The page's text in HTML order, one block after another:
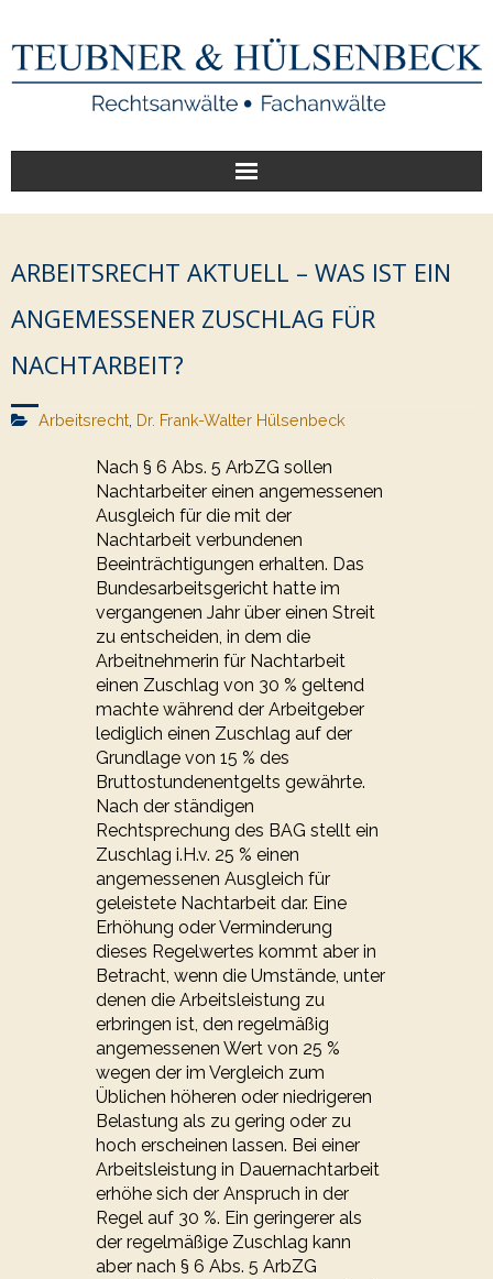
Start
Unsere Leistungen
Veröffentlichungen
ARBEITSRECHT AKTUELL – WAS IST EIN
ANGEMESSENER ZUSCHLAG FÜR
NACHTARBEIT?
Arbeitsrecht, Dr. Frank-Walter Hülsenbeck
Nach § 6 Abs. 5 ArbZG sollen
Nachtarbeiter einen angemessenen
Ausgleich für die mit der
Nachtarbeit verbundenen
Beeinträchtigungen erhalten. Das
Bundesarbeitsgericht hatte im
vergangenen Jahr über einen Streit
zu entscheiden, in dem die
Arbeitnehmerin für Nachtarbeit
einen Zuschlag von 30 % geltend
machte während der Arbeitgeber
lediglich einen Zuschlag auf der
Grundlage von 15 % des
Bruttostundenentgelts gewährte.
Nach der ständigen
Rechtsprechung des BAG stellt ein
Zuschlag i.H.v. 25 % einen
angemessenen Ausgleich für
geleistete Nachtarbeit dar. Eine
Erhöhung oder Verminderung
dieses Regelwertes kommt aber in
Betracht, wenn die Umstände, unter
denen die Arbeitsleistung zu
erbringen ist, den regelmäßig
angemessenen Wert von 25 %
wegen der im Vergleich zum
Üblichen höheren oder niedrigeren
Belastung als zu gering oder zu
hoch erscheinen lassen. Bei einer
Arbeitsleistung in Dauernachtarbeit
erhöhe sich der Anspruch in der
Regel auf 30 %. Ein geringerer als
der regelmäßige Zuschlag kann
aber nach § 6 Abs. 5 ArbZG